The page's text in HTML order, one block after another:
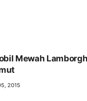
Mewah
2015